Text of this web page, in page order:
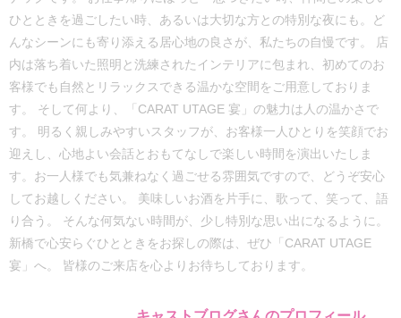
ひとときを過ごしたい時、あるいは大切な方との特別な夜にも。ど
んなシーンにも寄り添える居心地の良さが、私たちの自慢です。 店
内は落ち着いた照明と洗練されたインテリアに包まれ、初めてのお
客様でも自然とリラックスできる温かな空間をご用意しておりま
す。 そして何より、「CARAT UTAGE 宴」の魅力は人の温かさで
す。 明るく親しみやすいスタッフが、お客様一人ひとりを笑顔でお
迎えし、心地よい会話とおもてなしで楽しい時間を演出いたしま
す。お一人様でも気兼ねなく過ごせる雰囲気ですので、どうぞ安心
してお越しください。 美味しいお酒を片手に、歌って、笑って、語
り合う。 そんな何気ない時間が、少し特別な思い出になるように。
新橋で心安らぐひとときをお探しの際は、ぜひ「CARAT UTAGE
宴」へ。 皆様のご来店を心よりお待ちしております。